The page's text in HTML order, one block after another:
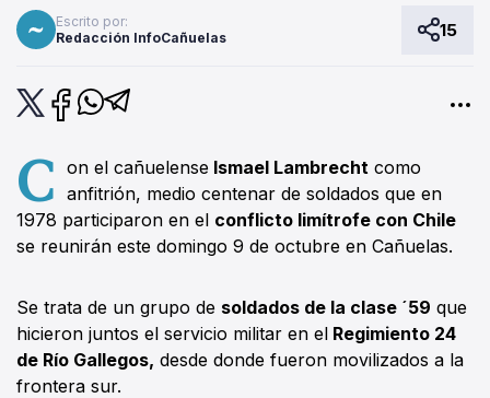
Escrito por:
Redacción InfoCañuelas
15
C on el cañuelense Ismael Lambrecht como
anfitrión, medio centenar de soldados que en
1978 participaron en el conflicto limítrofe con Chile
se reunirán este domingo 9 de octubre en Cañuelas.
Se trata de un grupo de soldados de la clase ´59 que
hicieron juntos el servicio militar en el Regimiento 24
de Río Gallegos, desde donde fueron movilizados a la
frontera sur.